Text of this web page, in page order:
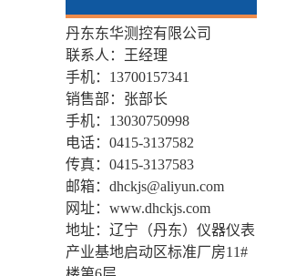
丹东东华测控有限公司
联系人：王经理
手机：13700157341
销售部：张部长
手机： 13030750998
电话：0415-3137582
传真：0415-3137583
邮箱：dhckjs@aliyun.com
网址：www.dhckjs.com
地址：辽宁（丹东）仪器仪表
产业基地启动区标准厂房11#